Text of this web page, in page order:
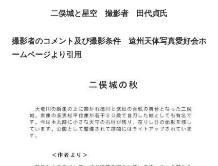
二俣城と星空 撮影者 田代貞氏
撮影者のコメント及び撮影条件 遠州天体写真愛好会ホ
ームページより引用